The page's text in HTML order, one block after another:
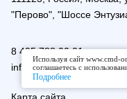
"Перово", "Шоссе
8 495 788 00 01
info@cmd-online.ru
Используя сайт www.cmd-
соглашаетесь с
Подробнее